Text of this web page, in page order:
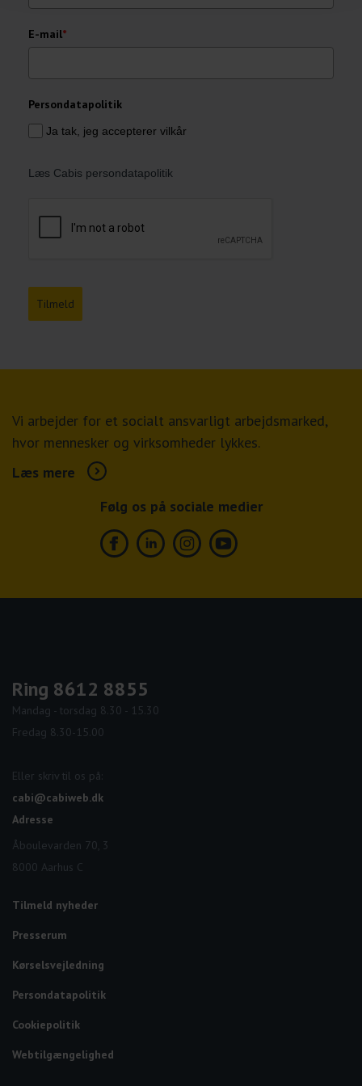
E-mail*
Persondatapolitik
Ja tak, jeg accepterer vilkår
Læs Cabis persondatapolitik
Tilmeld
Vi arbejder for et socialt ansvarligt arbejdsmarked,
hvor mennesker og virksomheder lykkes.
Læs mere
Følg os på sociale medier
Ring 8612 8855
Mandag - torsdag 8.30 - 15.30
Fredag 8.30-15.00
Eller skriv til os på:
cabi@cabiweb.dk
Adresse
Åboulevarden 70, 3
8000 Aarhus C
Tilmeld nyheder
Presserum
Kørselsvejledning
Persondatapolitik
Cookiepolitik
Webtilgængelighed